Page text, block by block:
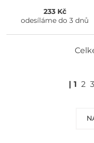
233 Kč
odesíláme do 3 dnů
| 1 2 3